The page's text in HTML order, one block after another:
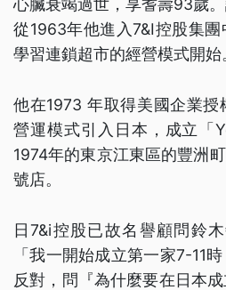
心臟衰竭過世，享耆壽93歲
從1963年他進入7&I控股集團
學習連鎖超市的經營模式開始
他在1973 年取得美國企業
營運模式引入日本，成立「
1974年的東京江東區的豐洲
號店。
日7&i控股已故名譽顧問鈴
「我一開始成立第一家7-11
反對，問『為什麼要在日本